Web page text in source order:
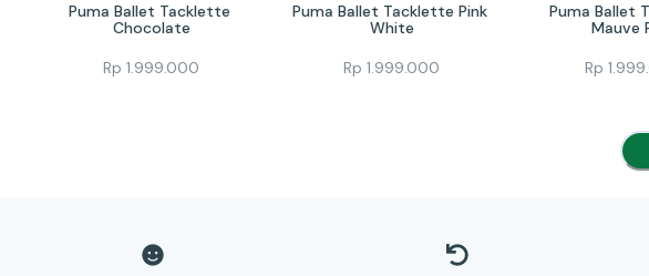
Puma Ballet Tacklette
Chocolate
Rp1.999.000
Puma Ballet Tacklette Pink
White
Rp1.999.000
Puma Ballet
Mauve
Rp